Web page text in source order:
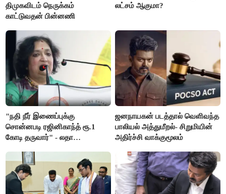
திமுகவிடம் நெருக்கம்
காட்டுவதன் பின்னணி
லட்சம் ஆகுமா?
"நதி நீர் இணைப்புக்கு
சொன்னபடி ரஜினிகாந்த் ரூ.1
கோடி தருவார்" - லதா
ஜனநாயகன் படத்தால் வெளிவந்த
பாலியல் அத்துமீறல்- சிறுமியின்
அதிர்ச்சி வாக்குமூலம்